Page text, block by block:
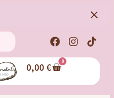
0,00 € 0